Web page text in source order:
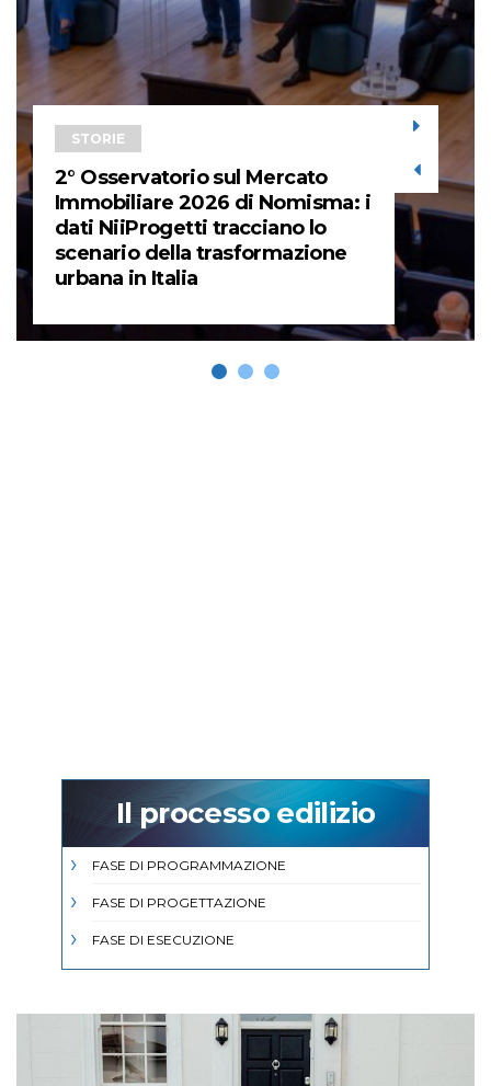
STORIE
2° Osservatorio sul Mercato
Immobiliare 2026 di Nomisma: i
dati NiiProgetti tracciano lo
scenario della trasformazione
urbana in Italia
Il processo edilizio
FASE DI PROGRAMMAZIONE
FASE DI PROGETTAZIONE
FASE DI ESECUZIONE